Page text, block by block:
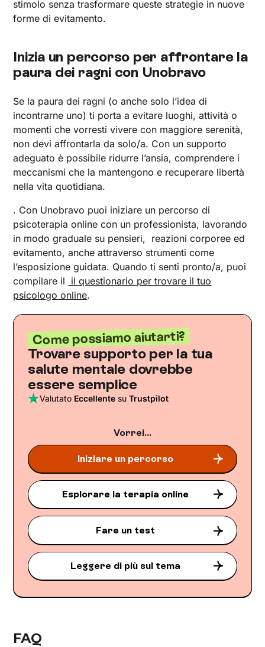
stimolo senza trasformare queste strategie in nuove
forme di evitamento.
Inizia un percorso per affrontare la
paura dei ragni con Unobravo
Se la paura dei ragni (o anche solo l’idea di
incontrarne uno) ti porta a evitare luoghi, attività o
momenti che vorresti vivere con maggiore serenità,
non devi affrontarla da solo/a. Con un supporto
adeguato è possibile ridurre l’ansia, comprendere i
meccanismi che la mantengono e recuperare libertà
nella vita quotidiana.
. Con Unobravo puoi iniziare un percorso di
psicoterapia online con un professionista, lavorando
in modo graduale su pensieri, reazioni corporee ed
evitamento, anche attraverso strumenti come
l’esposizione guidata. Quando ti senti pronto/a, puoi
compilare il il questionario per trovare il tuo
psicologo online.
Come possiamo aiutarti?
Trovare supporto per la tua
salute mentale dovrebbe
essere semplice
Valutato Eccellente suTrustpilot
Vorrei...
Iniziare un percorso
Esplorare la terapia online
Fare un test
Leggere di più sul tema
FAQ